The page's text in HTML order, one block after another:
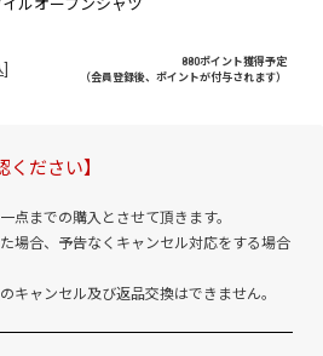
880ポイント獲得予定
（会員登録後、ポイントが付与されます）
ください】
点までの購入とさせて頂きます。
場合、予告なくキャンセル対応をする場合
キャンセル及び返品交換はできません。